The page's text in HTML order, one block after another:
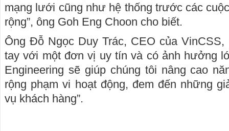
mạng lưới cũng như hệ thống trước các
rộng”, ông Goh Eng Choon cho biết.
Ông Đỗ Ngọc Duy Trác, CEO của
tay với một đơn vị uy tín và có ảnh hưởng
Engineering sẽ giúp chúng tôi nâng cao
rộng phạm vi hoạt động, đem đến những
vụ khách hàng”.